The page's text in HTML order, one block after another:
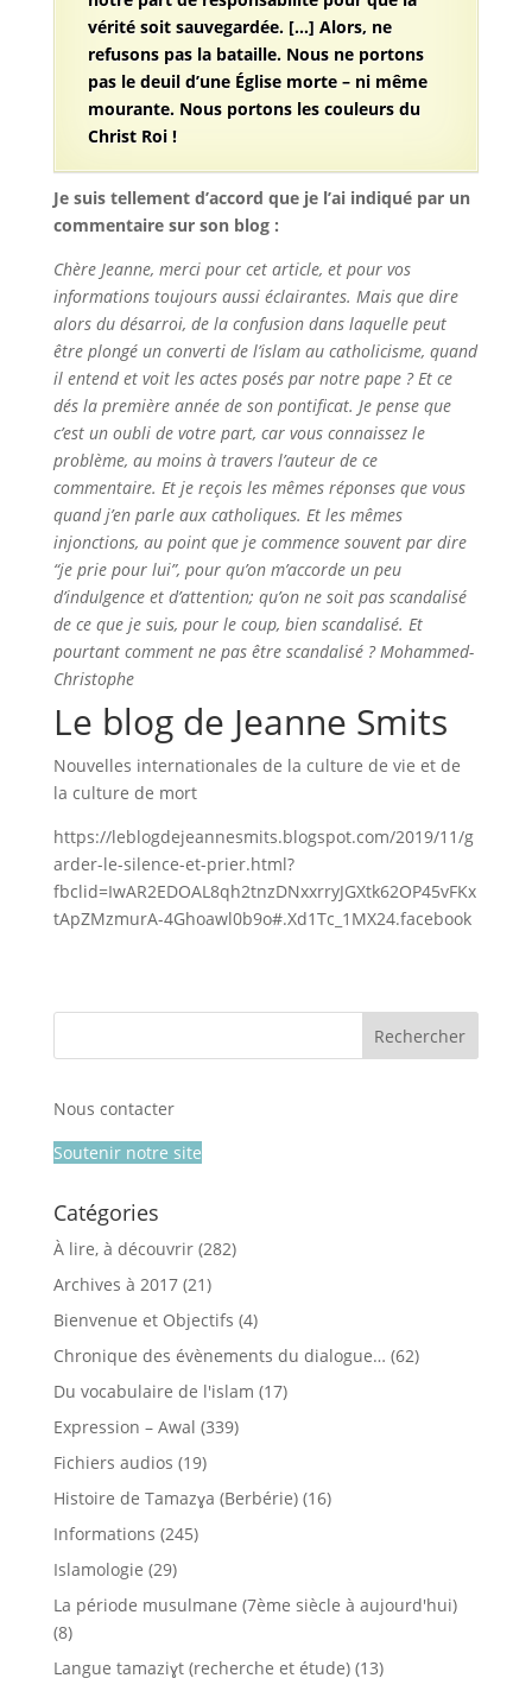
vérité soit sauvegardée. […] Alors, ne
refusons pas la bataille. Nous ne portons
pas le deuil d’une Église morte – ni même
mourante. Nous portons les couleurs du
Christ Roi !
Je suis tellement d’accord que je l’ai indiqué par un
commentaire sur son blog :
Chère Jeanne, merci pour cet article, et pour vos
informations toujours aussi éclairantes. Mais que dire
alors du désarroi, de la confusion dans laquelle peut
être plongé un converti de l’islam au catholicisme, quand
il entend et voit les actes posés par notre pape ? Et ce
dés la première année de son pontificat. Je pense que
c’est un oubli de votre part, car vous connaissez le
problème, au moins à travers l’auteur de ce
commentaire. Et je reçois les mêmes réponses que vous
quand j’en parle aux catholiques. Et les mêmes
injonctions, au point que je commence souvent par dire
“je prie pour lui”, pour qu’on m’accorde un peu
d’indulgence et d’attention; qu’on ne soit pas scandalisé
de ce que je suis, pour le coup, bien scandalisé. Et
pourtant comment ne pas être scandalisé ? Mohammed-
Christophe
Le blog de Jeanne Smits
Nouvelles internationales de la culture de vie et de
la culture de mort
https://leblogdejeannesmits.blogspot.com/2019/11/g
arder-le-silence-et-prier.html?
fbclid=IwAR2EDOAL8qh2tnzDNxxrryJGXtk62OP45vFKx
tApZMzmurA-4Ghoawl0b9o#.Xd1Tc_1MX24.facebook
Nous contacter
Soutenir notre site
Catégories
À lire, à découvrir(282)
Archives à 2017(21)
Bienvenue et Objectifs (4)
Chronique des évènements du dialogue… (62)
Du vocabulaire de l'islam (17)
Expression – Awal (339)
Fichiers audios (19)
Histoire de Tamazɣa (Berbérie)(16)
Informations (245)
Islamologie (29)
La période musulmane (7ème siècle à aujourd'hui)
(8)
Langue tamaziɣt (recherche et étude)(13)